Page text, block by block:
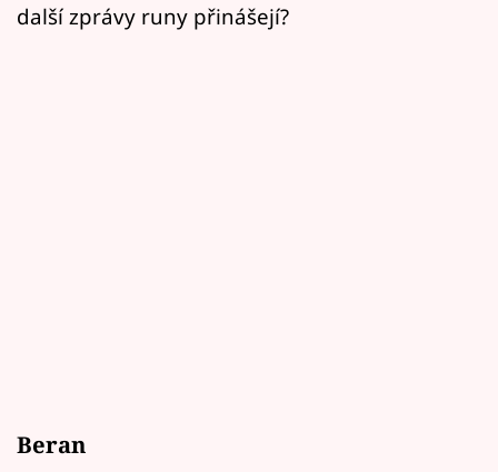
další zprávy runy přinášejí?
Beran